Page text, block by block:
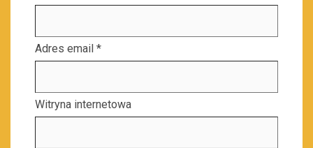
Adres email *
Witryna internetowa